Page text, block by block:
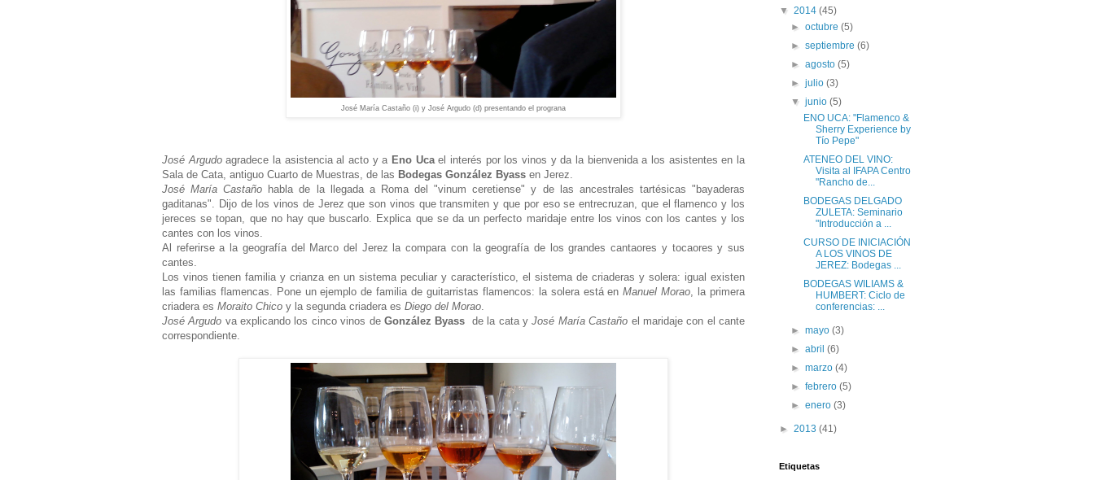
José María Castaño (i) y José Argudo (d) presentando el prograna
José Argudoagradece la asistencia al acto y a Eno Ucael interés por los vinos y da la bienvenida a los asistentes en la
Sala de Cata, antiguo Cuarto de Muestras, de las Bodegas González Byass en Jerez.
José María Castaño habla de la llegada a Roma del "vinum ceretiense" y de las ancestrales tartésicas "bayaderas
gaditanas". Dijo de los vinos de Jerez que son vinos que transmiten y que por eso se entrecruzan, que el flamenco y los
jereces se topan, que no hay que buscarlo. Explica que se da un perfecto maridaje entre los vinos con los cantes y los
cantes con los vinos.
Al referirse a la geografía del Marco del Jerez la compara con la geografía de los grandes cantaores y tocaores y sus
cantes.
Los vinos tienen familia y crianza en un sistema peculiar y característico, el sistema de criaderas y solera: igual existen
las familias flamencas. Pone un ejemplo de familia de guitarristas flamencos: la solera está enManuel Morao , la primera
criadera es Moraito Chico y la segunda criadera es Diego del Morao
José Argudo va explicando los cinco vinos de González Byass de la cata yJosé María Castaño el maridaje con el cante
correspondiente.
▼ 2014 (45)
►octubre(5)
►septiembre(6)
►agosto(5)
►julio(3)
▼junio(5)
ENO UCA: "Flamenco &
Sherry Experience by
Tío Pepe"
ATENEO DEL VINO:
Visita al IFAPA Centro
"Rancho de...
BODEGAS DELGADO
ZULETA: Seminario
"Introducción a ...
CURSO DE INICIACIÓN
A LOS VINOS DE
JEREZ: Bodegas ...
BODEGAS WILIAMS &
HUMBERT: Ciclo de
conferencias: ...
►mayo(3)
►abril(6)
►marzo(4)
►febrero(5)
►enero(3)
► 2013 (41)
Etiquetas